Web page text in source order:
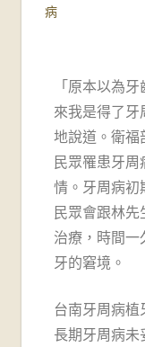
病
「原本以為
來我是得了牙
地說道。衛福
民眾罹患牙
情。牙周病初
民眾會跟林
治療，時間一
牙的窘境。
台南牙周病植
長期牙周病未